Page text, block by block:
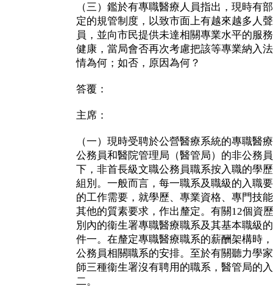
（三）鑑於有專職醫療人員指出，現時有
定的規管制度，以致市面上有越來越多人
員，並向市民提供未達相關專業水平的服
健康，當局會否再次考慮把該等專業納入
情為何；如否，原因為何？
答覆：
主席：
（一）現時受聘於公營醫療系統的專職醫
公務員和醫院管理局（醫管局）的非公務
下，非首長級文職公務員職系按入職的學
組別。一般而言，每一職系及職級的入職
的工作需要，就學歷、專業資格、專門技
其他的質素要求，作出釐定。有關12個資
別內的衞生署專職醫療職系及其基本職級
件一。在釐定專職醫療職系的薪酬架構時
公務員相關職系的安排。至於有關聽力學
師三種衞生署沒有聘用的職系，醫管局的
二。